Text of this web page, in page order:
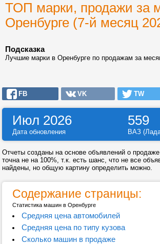
ТОП марки, продажи за
Оренбурге (7-й месяц
Подсказка
Лучшие марки в Оренбурге по продажам за
FB VK TW
Июл 2026 559
Дата обновления ВАЗ
Отчеты созданы на основе объявлений о
точна не на 100%, т.к. есть шанс, что не все
найдены, но общую картину определить можно.
Содержание страницы:
Статистика машин в Оренбурге
Средняя цена автомобилей
Средняя цена по типу кузова
Сколько машин в продаже